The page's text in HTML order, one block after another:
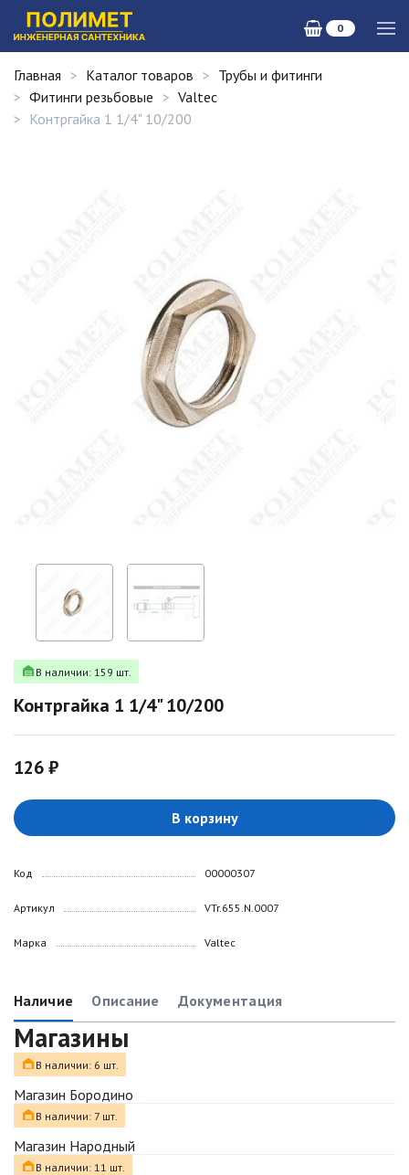
0
Главная Каталог товаров
Трубы и фитинги
Фитинги резьбовые
Valtec
Контргайка 1 1/4" 10/200
В наличии: 159 шт.
Контргайка 1 1/4" 10/200
126 ₽
В корзину
Код
Артикул
Марка
00000307
VTr.655.N.0007
Valtec
Наличие Описание Документация
Магазины
В наличии: 6 шт.
Магазин Бородино
В наличии: 7 шт.
Магазин Народный
В наличии: 11 шт.